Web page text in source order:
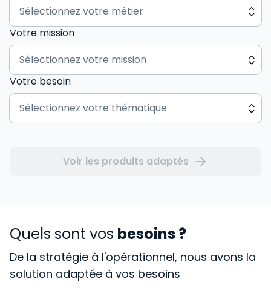
Votre mission
Votre besoin
Voir les produits adaptés
Quels sont vos besoins ?
De la stratégie à l'opérationnel, nous avons la
solution adaptée à vos besoins